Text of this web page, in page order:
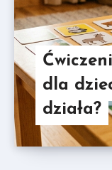
dla
działa?